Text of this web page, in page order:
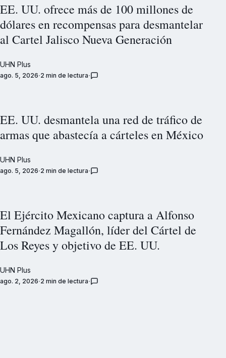
EE. UU. ofrece más de 100 millones de
dólares en recompensas para desmantelar
al Cartel Jalisco Nueva Generación
UHN Plus
ago. 5, 2026 2 min de lectura
EE. UU. desmantela una red de tráfico de
armas que abastecía a cárteles en México
UHN Plus
ago. 5, 2026 2 min de lectura
El Ejército Mexicano captura a Alfonso
Fernández Magallón, líder del Cártel de
Los Reyes y objetivo de EE. UU.
UHN Plus
ago. 2, 2026 2 min de lectura